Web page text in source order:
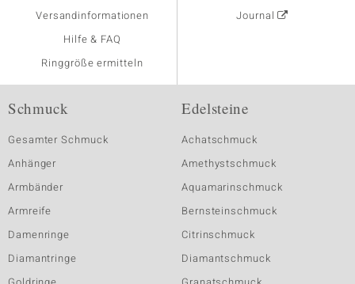
Versandinformationen
Hilfe & FAQ
Ringgröße ermitteln
Journal
Schmuck
Gesamter Schmuck
Anhänger
Armbänder
Armreife
Damenringe
Diamantringe
Edelsteine
Achatschmuck
Amethystschmuck
Aquamarinschmuck
Bernsteinschmuck
Citrinschmuck
Diamantschmuck